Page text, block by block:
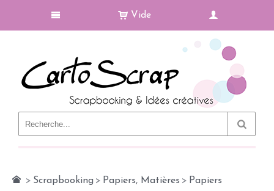
Vide
> Scrapbooking > Papiers, Matières > Papiers